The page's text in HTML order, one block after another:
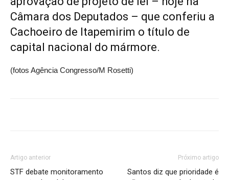
Câmara dos Deputados – que conferiu a
Cachoeiro de Itapemirim o título de
capital nacional do mármore.
(fotos Agência Congresso/M Rosetti)
Artigo anterior
STF debate monitoramento
Próximo artigo
Santos diz que prioridade é